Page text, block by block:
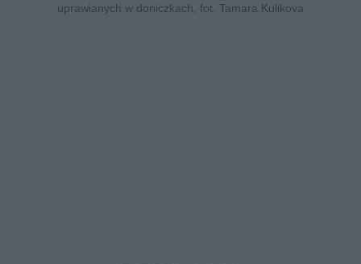
uprawianych w doniczkach, fot. Tamara Kulikova